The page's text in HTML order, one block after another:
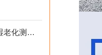
2026 年 5 月电子元器件温湿老化测试冷热冲击试验箱排行榜